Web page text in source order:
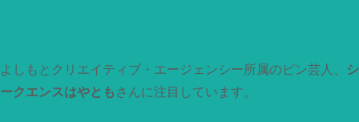
よしもとクリエイティブ・エージェンシー所属のピン芸人、
シ
ークエンスはやとも さんに注目しています。